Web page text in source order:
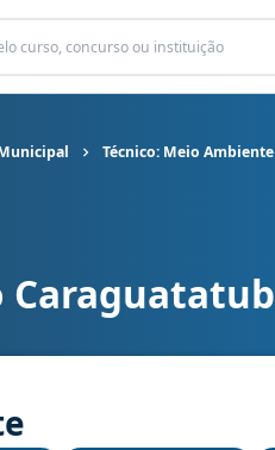
Técnico: Meio
cargo Técnico: Meio